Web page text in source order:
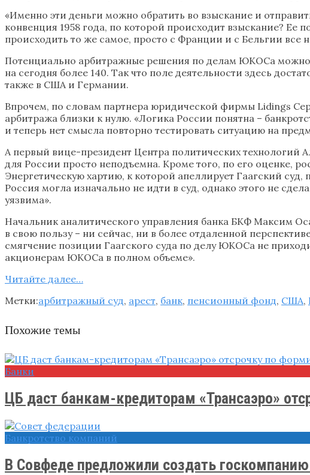
«Именно эти деньги можно обратить во взыскание и
конвенция 1958 года, по которой происходит взыскание? Ее
происходить то же самое, просто с Франции и с Бельгии все
Потенциально арбитражные решения по делам ЮКОСа можно
на сегодня более 140. Так что поле деятельности здесь
также в США и Германии.
Впрочем, по словам партнера юридической фирмы Lidings
арбитража близки к нулю. «Логика России понятна –
и теперь нет смысла повторно тестировать ситуацию на
А первый вице-президент Центра политических технологий
для России просто неподъемна. Кроме того, по его оценке,
Энергетическую хартию, к которой апеллирует Гаагский
Россия могла изначально не идти в суд, однако этого не
уязвима».
Начальник аналитического управления банка БКФ Максим
в свою пользу – ни сейчас, ни в более отдаленной
смягчение позиции Гаагского суда по делу ЮКОСа не
акционерам ЮКОСа в полном объеме».
Читайте далее…
Метки:арбитражный суд, арест, банк, пенсионный фонд, США,
Похожие темы
Банки
ЦБ даст банкам-кредиторам «Трансаэро»
Банкротство компаний
В Совфеде предложили создать